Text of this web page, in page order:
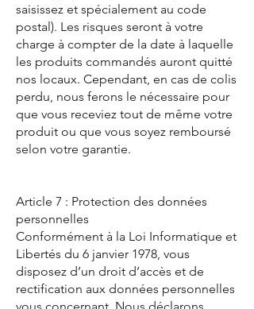
saisissez et spécialement au code
postal). Les risques seront à votre
charge à compter de la date à laquelle
les produits commandés auront quitté
nos locaux. Cependant, en cas de colis
perdu, nous ferons le nécessaire pour
que vous receviez tout de même votre
produit ou que vous soyez remboursé
selon votre garantie.
Article 7 : Protection des données
personnelles
Conformément à la Loi Informatique et
Libertés du 6 janvier 1978, vous
disposez d’un droit d’accès et de
rectification aux données personnelles